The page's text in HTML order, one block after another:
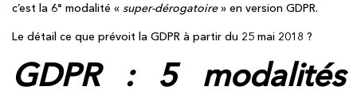
c’est la 6° modalité « super-dérogatoire» en version GDPR.
Le détail ce que prévoit la GDPR à partir du 25 mai 2018 ?
GDPR : 5 modalités